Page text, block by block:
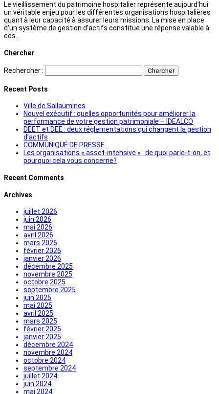
Le vieillissement du patrimoine hospitalier représente aujourd’hui
un véritable enjeu pour les différentes organisations hospitalières
quant à leur capacité à assurer leurs missions. La mise en place
d’un système de gestion d’actifs constitue une réponse valable à
ces...
Chercher
Rechercher :
Recent Posts
Ville de Sallaumines
Nouvel exécutif : quelles opportunités pour améliorer la
performance de votre gestion patrimoniale – IDEALCO
DEET et DEE : deux réglementations qui changent la gestion
d’actifs
COMMUNIQUÉ DE PRESSE
Les organisations « asset-intensive » : de quoi parle-t-on, et
pourquoi cela vous concerne?
Recent Comments
Archives
juillet 2026
juin 2026
mai 2026
avril 2026
mars 2026
février 2026
janvier 2026
décembre 2025
novembre 2025
octobre 2025
septembre 2025
juin 2025
mai 2025
avril 2025
mars 2025
février 2025
janvier 2025
décembre 2024
novembre 2024
octobre 2024
septembre 2024
juillet 2024
juin 2024
mai 2024